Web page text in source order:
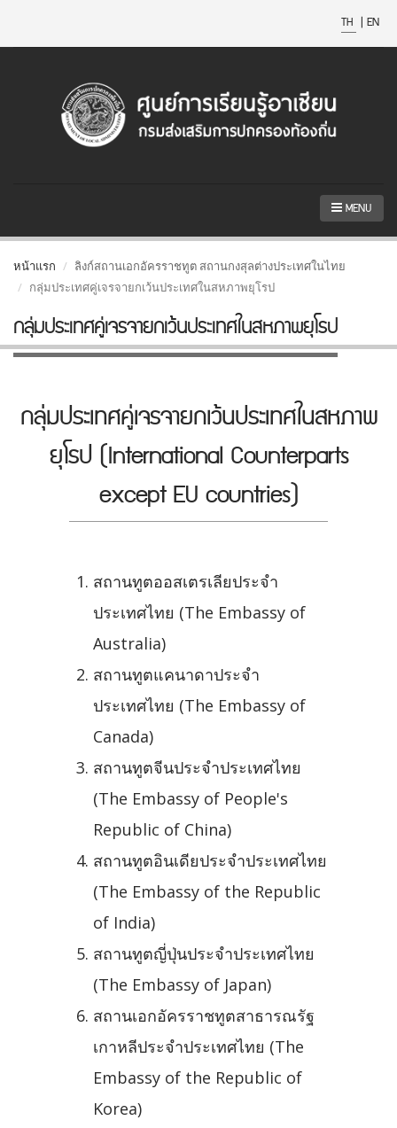
TH | EN
MENU
หน้าแรก
ลิงก์สถานเอกอัครราชทูต สถานกงสุลต่างประเทศในไทย
กลุ่มประเทศคู่เจรจายกเว้นประเทศในสหภาพยุโรป
กลุ่มประเทศคู่เจรจายกเว้นประเทศในสหภาพยุโรป
กลุ่มประเทศคู่เจรจายกเว้นประเทศในสหภาพ
ยุโรป (International Counterparts
except EU countries)
สถานทูตออสเตรเลียประจำ
ประเทศไทย (The Embassy of
Australia)
สถานทูตแคนาดาประจำ
ประเทศไทย (The Embassy of
Canada)
สถานทูตจีนประจำประเทศไทย
(The Embassy of People's
Republic of China)
สถานทูตอินเดียประจำประเทศไทย
(The Embassy of the Republic
of India)
สถานทูตญี่ปุ่นประจำประเทศไทย
(The Embassy of Japan)
สถานเอกอัครราชทูตสาธารณรัฐ
เกาหลีประจำประเทศไทย (The
Embassy of the Republic of
Korea)